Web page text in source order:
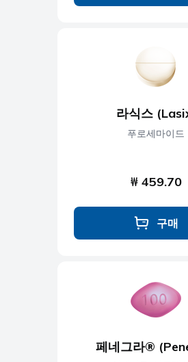
라식스
푸로세마이드
₩ 459.70
구매
페네그라®